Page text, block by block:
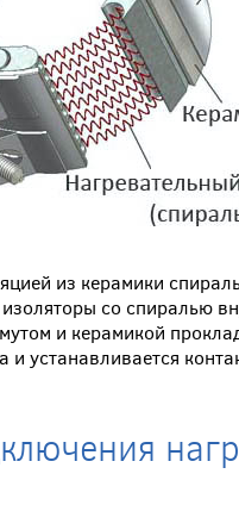
из керамики
со спиралью
и керамикой
и устанавливается